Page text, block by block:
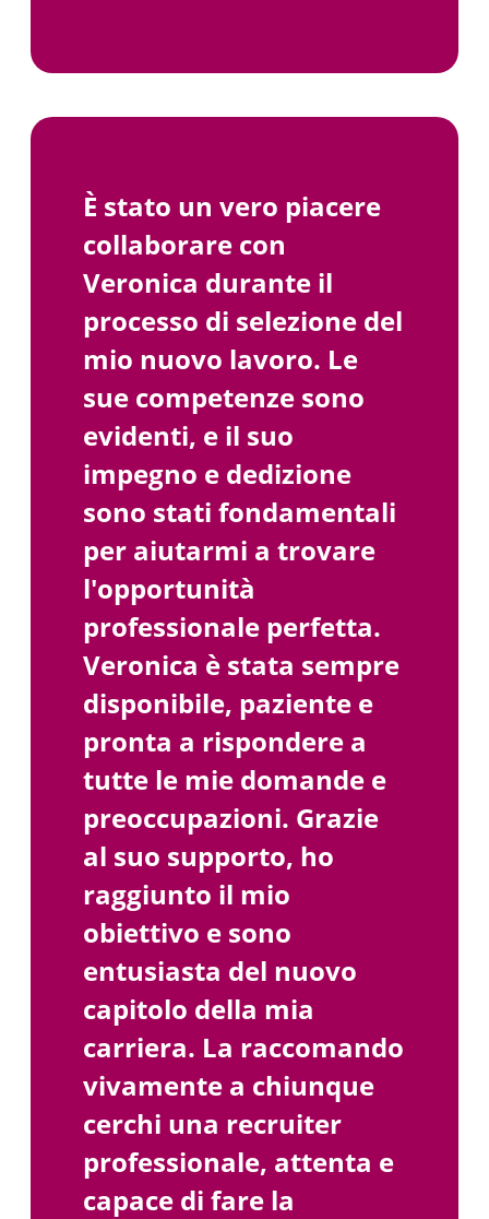
È stato un vero piacere
collaborare con
Veronica durante il
processo di selezione del
mio nuovo lavoro. Le
sue competenze sono
evidenti, e il suo
impegno e dedizione
sono stati fondamentali
per aiutarmi a trovare
l'opportunità
professionale perfetta.
Veronica è stata sempre
disponibile, paziente e
pronta a rispondere a
tutte le mie domande e
preoccupazioni. Grazie
al suo supporto, ho
raggiunto il mio
obiettivo e sono
entusiasta del nuovo
capitolo della mia
carriera. La raccomando
vivamente a chiunque
cerchi una recruiter
professionale, attenta e
capace di fare la